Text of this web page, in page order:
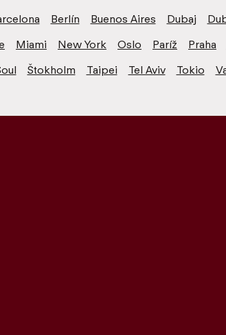
Berlín Buenos Aires Dubaj
Miami New York Oslo Paríž Praha
Štokholm Taipei Tel Aviv Tokio